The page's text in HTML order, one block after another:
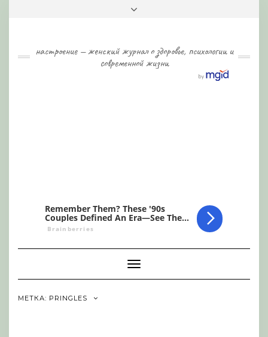
настроение — женский журнал о здоровье, психологии и
современной жизни
Toggle
Navigation
МЕТКА: PRINGLES